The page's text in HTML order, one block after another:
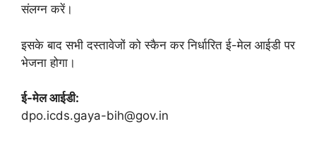
संलग्न करें।
इसके बाद सभी दस्तावेजों को स्कैन कर निर्धारित ई-मेल आईडी पर
भेजना होगा।
ई-मेल आईडी:
dpo.icds.gaya-bih@gov.in